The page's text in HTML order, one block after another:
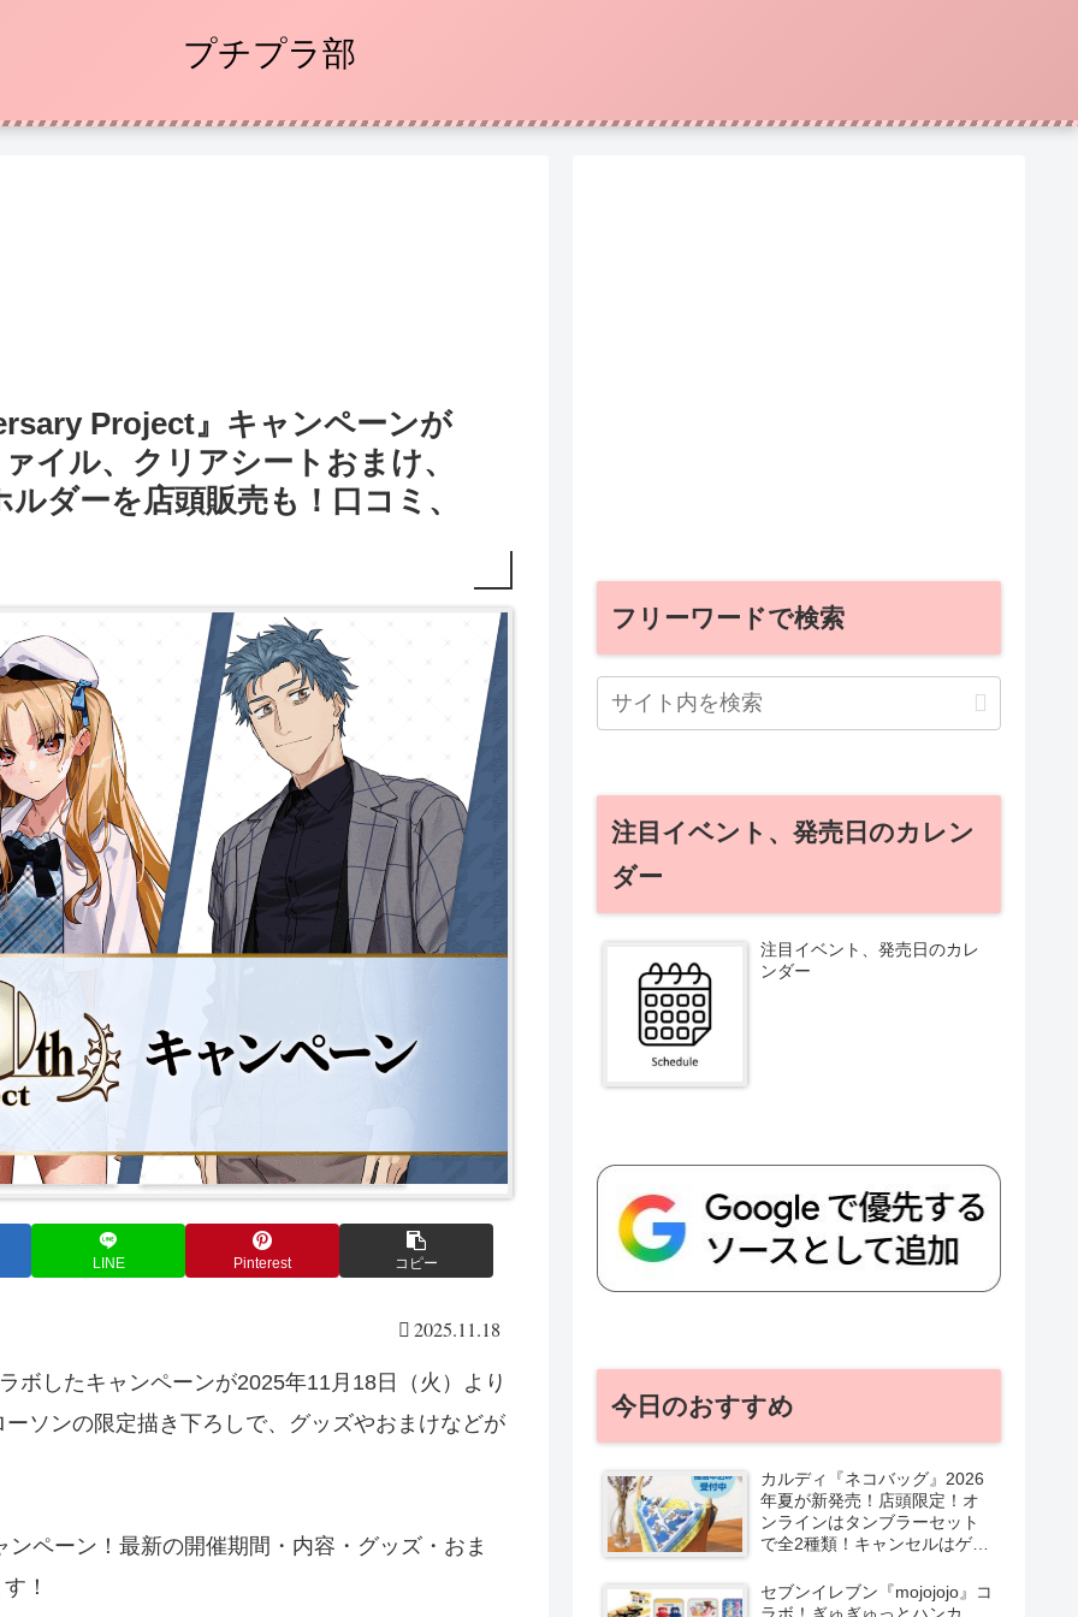
プチプラ部
Project』キャンペーンが
イル、クリアシートおまけ、
ダーを店頭販売も！口コミ、
LINE Pinterest コピー
2025.11.18
ボしたキャンペーンが2025年11月18日（火）より
ソンの限定描き下ろしで、グッズやおまけなどが
ペーン！最新の開催期間・内容・グッズ・おま
！
フリーワードで検索
注目イベント、発売日のカレン
ダー
注目イベント、発売日のカレ
ンダー
今日のおすすめ
カルディ『ネコバッグ』2026
年夏が新発売！店頭限定！オ
ンラインはタンブラーセット
で全2種類！キャンセルはゲリ
セブンイレブン『mojojojo』コ